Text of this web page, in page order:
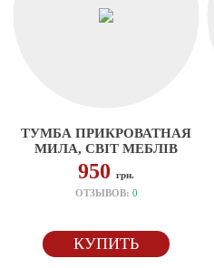
ТУМБА ПРИКРОВАТНАЯ
МИЛА, СВІТ МЕБЛІВ
950грн.
ОТЗЫВОВ: 0
КУПИТЬ